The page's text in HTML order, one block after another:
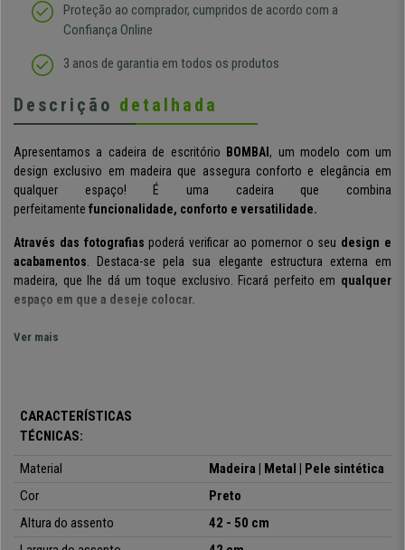
Proteção ao comprador, cumpridos de acordo com a
Confiança Online
3 anos de garantia em todos os produtos
Descrição detalhada
Apresentamos a cadeira de escritório BOMBAI, um modelo com um
design exclusivo em madeira que assegura conforto e elegância em
qualquer espaço! É uma cadeira que combina
perfeitamente funcionalidade, conforto e versatilidade.
Através das fotografias poderá verificar ao pomernor o seu design e
acabamentos . Destaca-se pela sua elegante estructura externa em
madeira, que lhe dá um toque exclusivo. Ficará perfeito em qualquer
espaço em que a deseje colocar.
Também se destaca pelo conforto
Inclui um mecanismo de balanço
de tempo na cadeira. A sua estructura, juntamente com todos os
deste modelo,
tornam a cadeira adequada para8 horas de utilização
qualidade. Tanto a estrutura de madeira como a base metálica são
Ver mais
CARACTERÍSTICAS
TÉCNICAS:
Material
Madeira | Metal | Pele sintética
Cor
Preto
Altura do assento
42 - 50 cm